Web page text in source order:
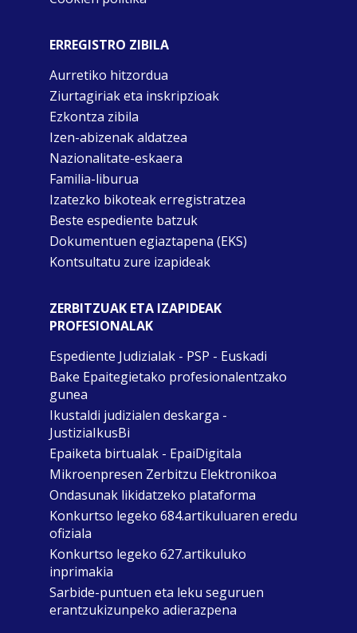
ERREGISTRO ZIBILA
Aurretiko hitzordua
Ziurtagiriak eta inskripzioak
Ezkontza zibila
Izen-abizenak aldatzea
Nazionalitate-eskaera
Familia-liburua
Izatezko bikoteak erregistratzea
Beste espediente batzuk
Dokumentuen egiaztapena (EKS)
Kontsultatu zure izapideak
ZERBITZUAK ETA IZAPIDEAK
PROFESIONALAK
Espediente Judizialak - PSP - Euskadi
Bake Epaitegietako profesionalentzako
gunea
Ikustaldi judizialen deskarga -
JustiziaIkusBi
Epaiketa birtualak - EpaiDigitala
Mikroenpresen Zerbitzu Elektronikoa
Ondasunak likidatzeko plataforma
Konkurtso legeko 684.artikuluaren eredu
ofiziala
Konkurtso legeko 627.artikuluko
inprimakia
Sarbide-puntuen eta leku seguruen
erantzukizunpeko adierazpena